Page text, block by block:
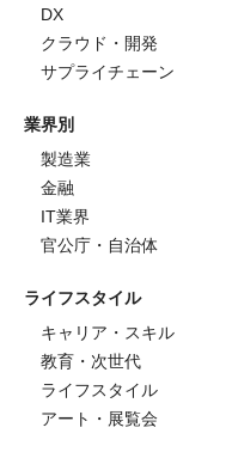
DX
クラウド・開発
サプライチェーン
業界別
製造業
金融
IT業界
官公庁・自治体
ライフスタイル
キャリア・スキル
教育・次世代
ライフスタイル
アート・展覧会